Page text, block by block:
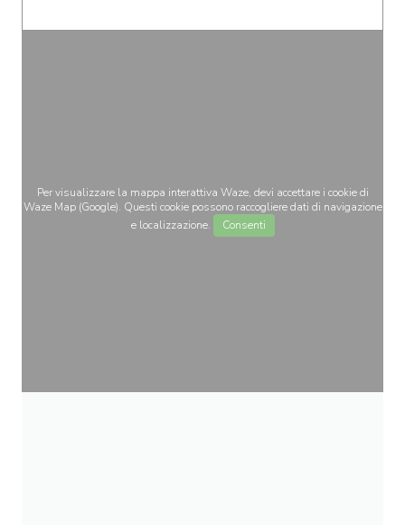
Per visualizzare la mappa interattiva Waze, devi accettare i cookie di
Waze Map (Google). Questi cookie possono raccogliere dati di navigazione
e localizzazione.
Consenti